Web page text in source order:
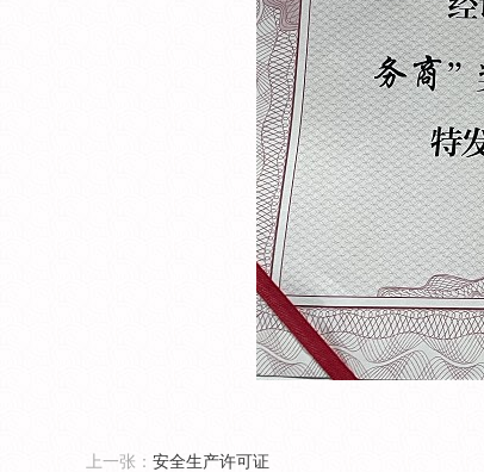
上一张： 安全生产许可证